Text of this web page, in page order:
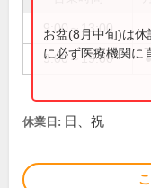
9:00～13:00
9:00～19:00 ●
お盆(8月中旬)は
に必ず医療機関に
休業日: 日、祝